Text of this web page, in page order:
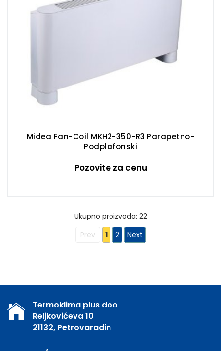
Midea Fan-Coil MKH2-350-R3 Parapetno-
Podplafonski
Pozovite za cenu
Ukupno proizvoda: 22
Prev
1 2 Next
Termoklima plus doo
Reljkovićeva 10
21132, Petrovaradin